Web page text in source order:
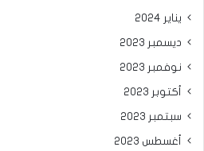
يناير 2024
ديسمبر 2023
نوفمبر 2023
أكتوبر 2023
سبتمبر 2023
أغسطس 2023